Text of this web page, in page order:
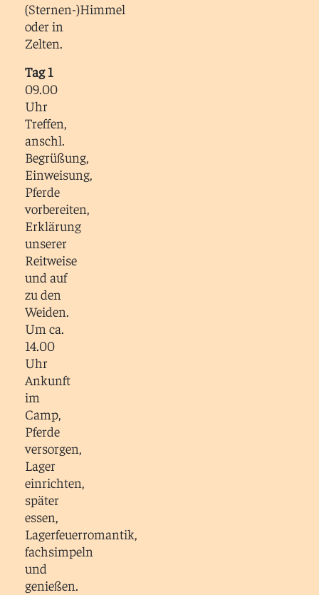
(Sternen-)Himmel
oder in
Zelten.
Tag 1
09.00
Uhr
Treffen,
anschl.
Begrüßung,
Einweisung,
Pferde
vorbereiten,
Erklärung
unserer
Reitweise
und auf
zu den
Weiden.
Um ca.
14.00
Uhr
Ankunft
im
Camp,
Pferde
versorgen,
Lager
einrichten,
später
essen,
Lagerfeuerromantik,
fachsimpeln
und
genießen.